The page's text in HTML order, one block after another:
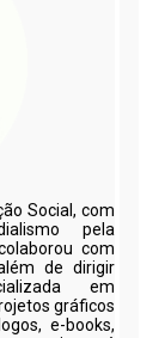
Social, com
pela
com
de dirigir
em
gráficos
e-books,